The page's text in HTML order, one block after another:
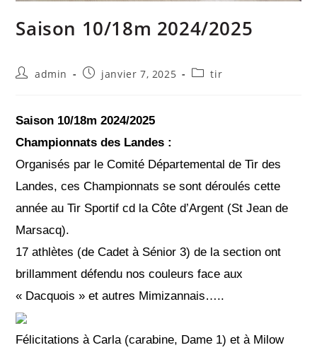
Saison 10/18m 2024/2025
admin janvier 7, 2025 tir
Saison 10/18m 2024/2025
Championnats des Landes :
Organisés par le Comité Départemental de Tir des
Landes, ces Championnats se sont déroulés cette
année au Tir Sportif cd la Côte d’Argent (St Jean de
Marsacq).
17 athlètes (de Cadet à Sénior 3) de la section ont
brillamment défendu nos couleurs face aux
« Dacquois » et autres Mimizannais…..
Félicitations à Carla (carabine, Dame 1) et à Milow